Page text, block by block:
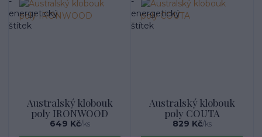
Australský klobouk
poly IRONWOOD
649 Kč/ks
Australský klobouk
poly COUTA
829 Kč/ks